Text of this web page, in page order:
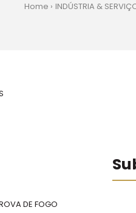
Home INDÚSTRIA &